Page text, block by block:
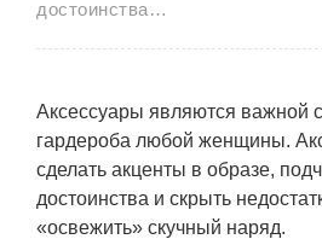
достоинства…
Аксессуары являются важной
гардероба любой женщины.
сделать акценты в образе,
достоинства и скрыть
«освежить» скучный наряд.